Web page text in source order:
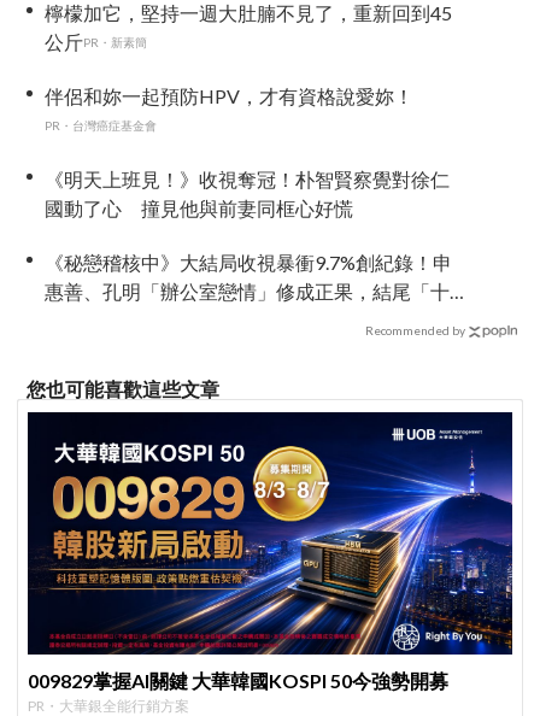
檸檬加它，堅持一週大肚腩不見了，重新回到45
公斤PR・新素簡
伴侶和妳一起預防HPV，才有資格說愛妳！
PR・台灣癌症基金會
《明天上班見！》收視奪冠！朴智賢察覺對徐仁
國動了心 撞見他與前妻同框心好慌
《秘戀稽核中》大結局收視暴衝9.7%創紀錄！申
惠善、孔明「辦公室戀情」修成正果，結尾「十
Recommended by
您也可能喜歡這些文章
009829掌握AI關鍵 大華韓國KOSPI 50今強勢開募
PR・大華銀全能行銷方案